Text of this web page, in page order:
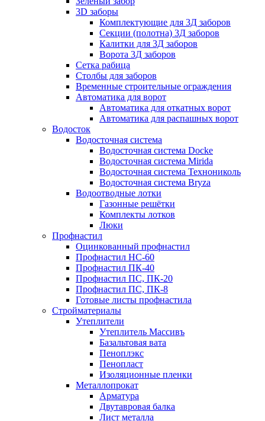
3D заборы
Комплектующие для 3Д заборов
Секции (полотна) 3Д заборов
Калитки для 3Д заборов
Ворота 3Д заборов
Сетка рабица
Столбы для заборов
Временные строительные ограждения
Автоматика для ворот
Автоматика для откатных ворот
Автоматика для распашных ворот
Водосток
Водосточная система
Водосточная система Docke
Водосточная система Mirida
Водосточная система Технониколь
Водосточная система Bryza
Водоотводные лотки
Газонные решётки
Комплекты лотков
Люки
Профнастил
Оцинкованный профнастил
Профнастил НС-60
Профнастил ПК-40
Профнастил ПС, ПК-20
Профнастил ПС, ПК-8
Готовые листы профнастила
Стройматериалы
Утеплители
Утеплитель Массивъ
Базальтовая вата
Пеноплэкс
Пенопласт
Изоляционные пленки
Металлопрокат
Арматура
Двутавровая балка
Лист металла